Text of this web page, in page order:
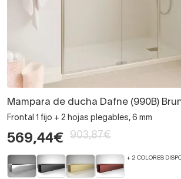
Mampara de ducha Dafne (990B)
Frontal 1 fijo + 2 hojas plegables, 6 mm
569,44€ 903,87€
+ 2 COLORES